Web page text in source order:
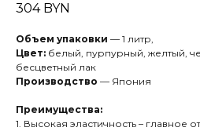
304 BYN
Объем упаковки — 1 литр,
Цвет: белый, пурпурный, желтый,
бесцветный лак
Производство — Япония
Преимущества:
1. Высокая эластичность – главное